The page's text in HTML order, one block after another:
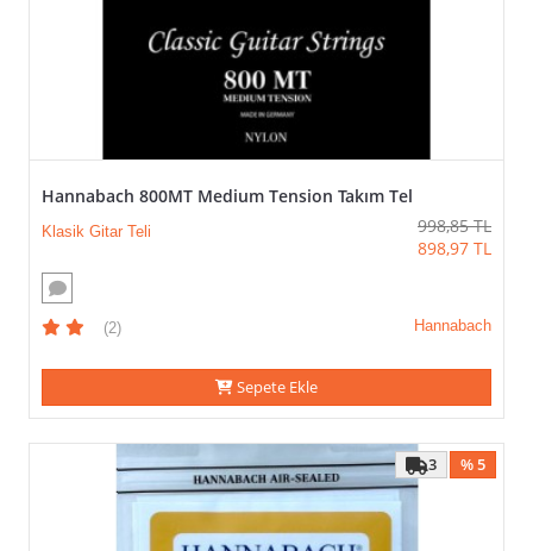
Hannabach 800MT Medium Tension Takım Tel
Klasik Gitar Teli 998,85 TL
898,97 TL
(2) Hannabach
Sepete Ekle
% 5
3